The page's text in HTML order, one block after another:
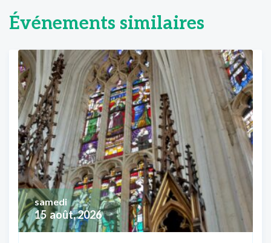
Événements similaires
15 août, 2026
samedi